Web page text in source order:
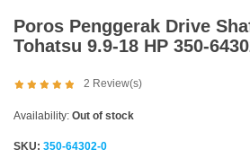
nPoros Penggerak Drive
Tohatsu 9.9-18 HP 350-
2 Review(s)
Availability: Out of stock
SKU: 350-64302-0